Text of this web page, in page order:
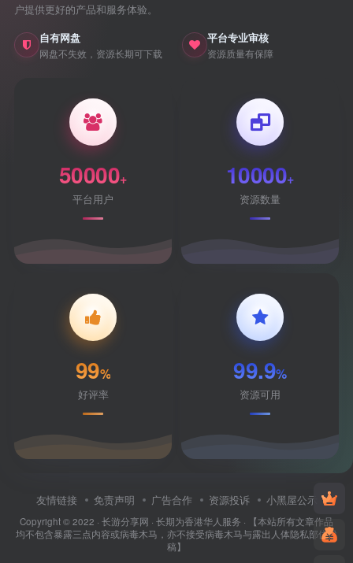
户提供更好的产品和服务体验。
自有网盘
网盘不失效，资源长期可下载
平台专业审核
资源质量有保障
50000+
平台用户
10000+
资源数量
99%
好评率
99.9%
资源可用
友情链接 免责声明 广告合作 资源投诉 小黑屋公示
Copyright © 2022 · 长游分享网 · 长期为香港华人服务 · 【本站所有文章作品
均不包含暴露三点内容或病毒木马，亦不接受病毒木马与露出人体隐私部位投
稿】